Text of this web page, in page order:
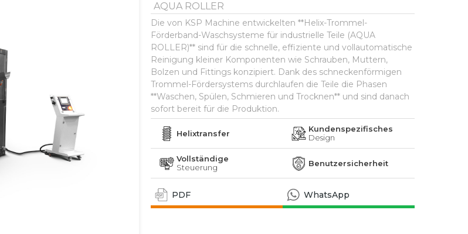
AQUA ROLLER
Die von KSP Machine entwickelten **Helix-Trommel-
Förderband-Waschsysteme für industrielle Teile (AQUA
ROLLER)** sind für die schnelle, effiziente und vollautomatische
Reinigung kleiner Komponenten wie Schrauben, Muttern,
Bolzen und Fittings konzipiert. Dank des schneckenförmigen
Trommel-Fördersystems durchlaufen die Teile die Phasen
**Waschen, Spülen, Schmieren und Trocknen** und sind danach
sofort bereit für die Produktion.
Helixtransfer
Kundenspezifisches
Design
Vollständige
Steuerung
Benutzer­sicherheit
PDF WhatsApp